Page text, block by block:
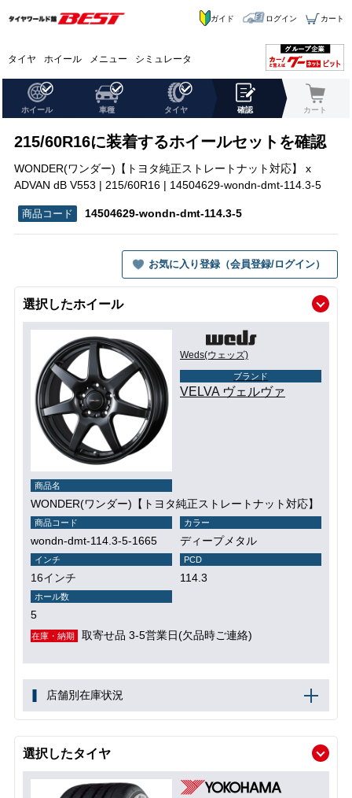
タイヤ ホイール メニュー シミュレータ
ガイド ログイン カート
ホイール 車種 タイヤ 確認 カート
215/60R16に装着するホイールセットを確認
WONDER(ワンダー)【トヨタ純正ストレートナット対応】 x
ADVAN dB V553 | 215/60R16 | 14504629-wondn-dmt-114.3-5
14504629-wondn-dmt-114.3-5
お気に入り登録（会員登録/ログイン）
選択したホイール
Weds(ウェッズ)
ブランド
VELVA ヴェルヴァ
商品名
WONDER(ワンダー)【トヨタ純正ストレートナット対応】
商品コード
wondn-dmt-114.3-5-1665
カラー
ディープメタル
インチ
16インチ
PCD
114.3
ホール数
5
在庫・納期 取寄せ品 3-5営業日(欠品時ご連絡)
店舗別在庫状況
選択したタイヤ